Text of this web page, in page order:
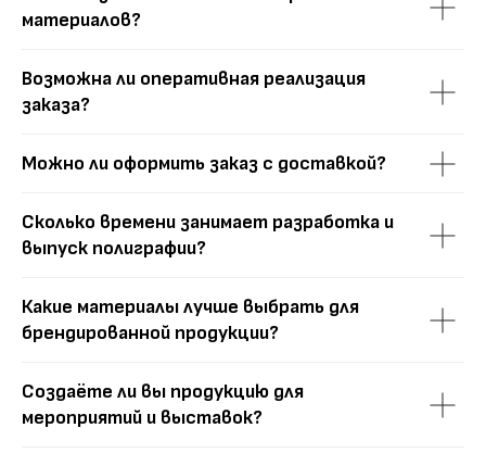
материалов?
Возможна ли оперативная реализация
заказа?
Можно ли оформить заказ с доставкой?
Сколько времени занимает разработка и
выпуск полиграфии?
Какие материалы лучше выбрать для
брендированной продукции?
Создаёте ли вы продукцию для
мероприятий и выставок?
Вместе с
заказывают
Инфографика
Сайты